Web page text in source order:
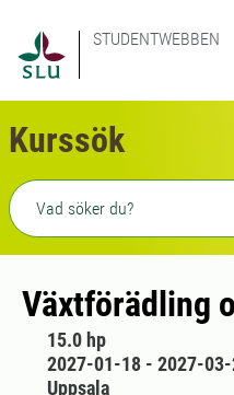
STUDENTWEBBEN
Kurssök
Fritext sökning
Växtförädling
15.0 hp
2027-01-18 - 2027-
Uppsala